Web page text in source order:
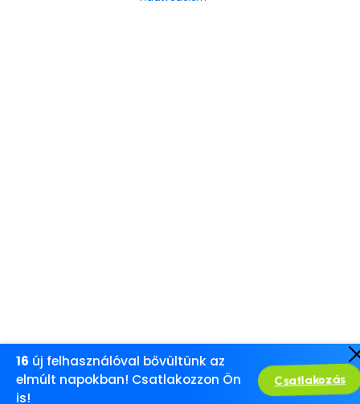
16 új felhasználóval bővültünk az
elmúlt napokban! Csatlakozzon Ön
is!
Csatlakozás